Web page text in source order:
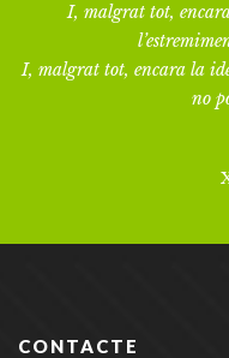
I, malgrat tot,
I, malgrat tot, encara la
no
CONTACTE